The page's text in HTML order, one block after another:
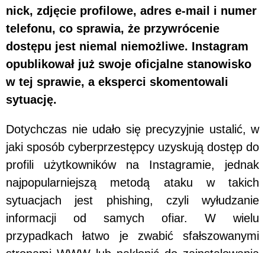
nick, zdjęcie profilowe, adres e-mail i numer
telefonu, co sprawia, że przywrócenie
dostępu jest niemal niemożliwe. Instagram
opublikował już swoje oficjalne stanowisko
w tej sprawie, a eksperci skomentowali
sytuację.
Dotychczas nie udało się precyzyjnie ustalić, w
jaki sposób cyberprzestępcy uzyskują dostęp do
profili użytkowników na Instagramie, jednak
najpopularniejszą metodą ataku w takich
sytuacjach jest phishing, czyli wyłudzanie
informacji od samych ofiar. W wielu
przypadkach łatwo je zwabić sfałszowanymi